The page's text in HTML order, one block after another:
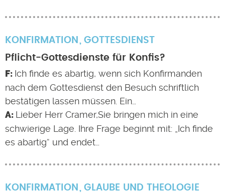
KONFIRMATION
GOTTESDIENST
Pflicht-Gottesdienste für Konfis?
Ich finde es abartig, wenn sich Konfirmanden
nach dem Gottesdienst den Besuch schriftlich
bestätigen lassen müssen. Ein…
Lieber Herr Cramer,Sie bringen mich in eine
schwierige Lage. Ihre Frage beginnt mit: „Ich finde
es abartig“ und endet…
KONFIRMATION
GLAUBE UND THEOLOGIE